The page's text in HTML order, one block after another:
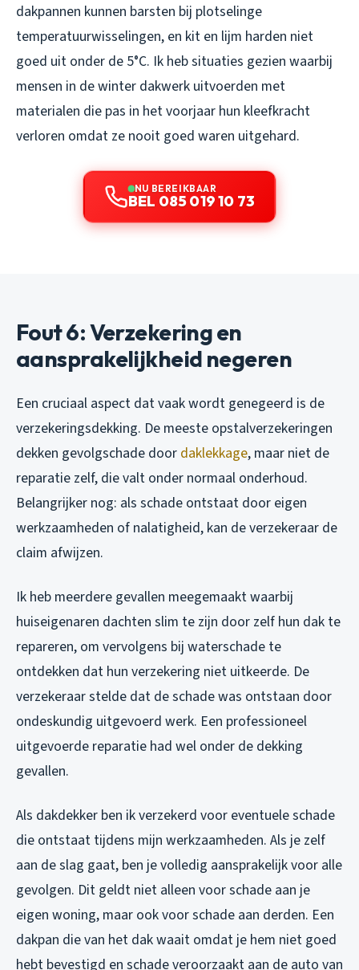
dakpannen kunnen barsten bij plotselinge
temperatuurwisselingen, en kit en lijm harden niet
goed uit onder de 5°C. Ik heb situaties gezien waarbij
mensen in de winter dakwerk uitvoerden met
materialen die pas in het voorjaar hun kleefkracht
verloren omdat ze nooit goed waren uitgehard.
NU BEREIKBAAR
BEL 085 019 10 73
Fout 6: Verzekering en
aansprakelijkheid negeren
Een cruciaal aspect dat vaak wordt genegeerd is de
verzekeringsdekking. De meeste opstalverzekeringen
dekken gevolgschade door daklekkage, maar niet de
reparatie zelf, die valt onder normaal onderhoud.
Belangrijker nog: als schade ontstaat door eigen
werkzaamheden of nalatigheid, kan de verzekeraar de
claim afwijzen.
Ik heb meerdere gevallen meegemaakt waarbij
huiseigenaren dachten slim te zijn door zelf hun dak te
repareren, om vervolgens bij waterschade te
ontdekken dat hun verzekering niet uitkeerde. De
verzekeraar stelde dat de schade was ontstaan door
ondeskundig uitgevoerd werk. Een professioneel
uitgevoerde reparatie had wel onder de dekking
gevallen.
Als dakdekker ben ik verzekerd voor eventuele schade
die ontstaat tijdens mijn werkzaamheden. Als je zelf
aan de slag gaat, ben je volledig aansprakelijk voor alle
gevolgen. Dit geldt niet alleen voor schade aan je
eigen woning, maar ook voor schade aan derden. Een
dakpan die van het dak waait omdat je hem niet goed
hebt bevestigd en schade veroorzaakt aan de auto van